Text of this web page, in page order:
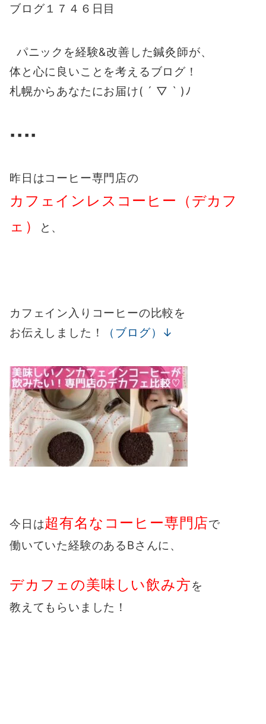
ブログ１７４６日目
パニックを経験&改善した鍼灸師が、
体と心に良いことを考えるブログ！
札幌からあなたにお届け( ´ ▽ ` )ﾉ
▪️▪️▪️▪️
昨日はコーヒー専門店の
カフェインレスコーヒー（デカフ
ェ）
と、
カフェイン入りコーヒーの比較を
お伝えしました！
（ブログ）↓
今日は超有名なコーヒー専門店で
働いていた経験のあるBさんに、
デカフェの美味しい飲み方を
教えてもらいました！